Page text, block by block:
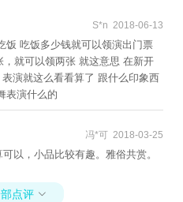
S*n 2018-06-13
饭 吃饭多少钱就可以领演出门票
就可以领两张 就这意思 在新开
演就这么看看算了 跟什么印象西
表演什么的
冯*可 2018-03-25
以，小品比较有趣。雅俗共赏。
点评 